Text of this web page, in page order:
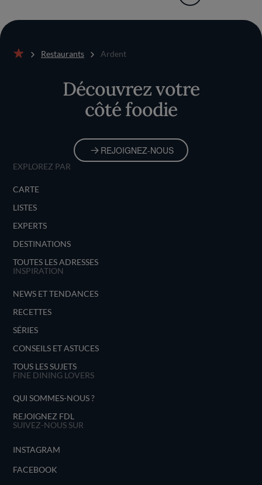
Restaurants Ardent
Découvrez votre
côté foodie
REJOIGNEZ-NOUS
EXPLOREZ PAR
CARTE
LISTES
EXPERTS
DESTINATIONS
TOUTES LES ADRESSES
INSPIRATION
NEWS ET TENDANCES
RECETTES
SÉRIES
CONSEILS ET ASTUCES
TOUS LES SUJETS
FINE DINING LOVERS
QUI SOMMES-NOUS ?
REJOIGNEZ FDL
SUIVEZ-NOUS SUR
INSTAGRAM
FACEBOOK